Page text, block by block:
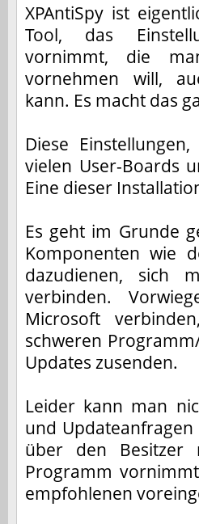
XPAntiSpy ist
Tool, das
vornimmt, die
vornehmen will,
kann. Es macht das
Diese
vielen User-Boards
Eine dieser
Es geht im Grunde
Komponenten wie
dazudienen, sich
verbinden.
Microsoft
schweren
Updates zusenden.
Leider kann man
und
über den Besitzer
Programm
empfohlenen